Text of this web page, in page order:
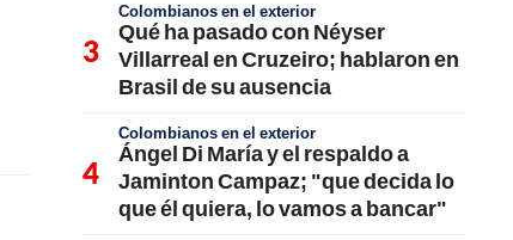
Colombianos en el exterior
Qué ha pasado con Néyser
Villarreal en Cruzeiro; hablaron en
Brasil de su ausencia
Colombianos en el exterior
Ángel Di María y el respaldo a
Jaminton Campaz; "que decida lo
que él quiera, lo vamos a bancar"